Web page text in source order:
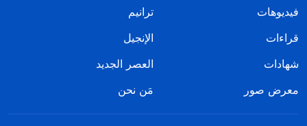
فيديوهات
ترانيم
قراءات
الإنجيل
شهادات
العصر الجديد
معرض صور
مَن نحن